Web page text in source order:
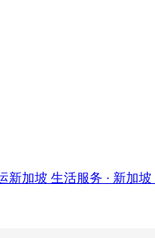
新加坡 生活服务 · 新加坡